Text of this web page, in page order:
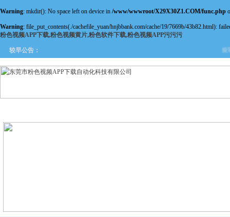
Warning: mkdir(): No space left on device in /www/wwwroot/X29X30Z1.COM/func.php
Warning: file_put_contents(./cachefile_yuan/hnjbbank.com/cache/19/7669b/43b82.html):
粉色视频APP下载,粉色视频黄片,粉色软件下载,粉色视频APP污污污
较早公告： 旋
下载